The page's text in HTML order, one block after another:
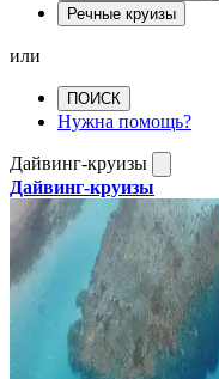
Речные круизы
или
ПОИСК
Нужна помощь?
Дайвинг-круизы
Дайвинг-круизы